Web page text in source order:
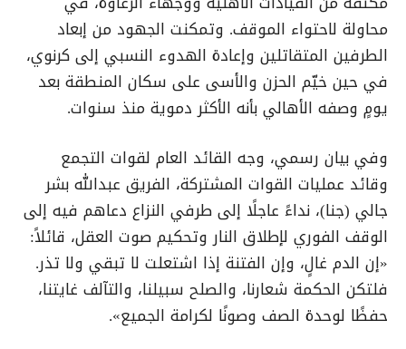
محاولة لاحتواء الموقف. وتمكنت الجهود من إبعاد
الطرفين المتقاتلين وإعادة الهدوء النسبي إلى كرنوي،
في حين خيّم الحزن والأسى على سكان المنطقة بعد
يومٍ وصفه الأهالي بأنه الأكثر دموية منذ سنوات.
وفي بيان رسمي، وجه القائد العام لقوات التجمع
وقائد عمليات القوات المشتركة، الفريق عبدالله بشر
جالي (جنا)، نداءً عاجلًا إلى طرفي النزاع دعاهم فيه إلى
الوقف الفوري لإطلاق النار وتحكيم صوت العقل، قائلاً:
«إن الدم غالٍ، وإن الفتنة إذا اشتعلت لا تبقي ولا تذر.
فلتكن الحكمة شعارنا، والصلح سبيلنا، والتآلف غايتنا،
حفظًا لوحدة الصف وصونًا لكرامة الجميع».